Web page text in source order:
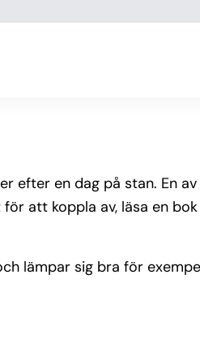
efter en dag på stan. En
att koppla av, läsa en
lämpar sig bra för